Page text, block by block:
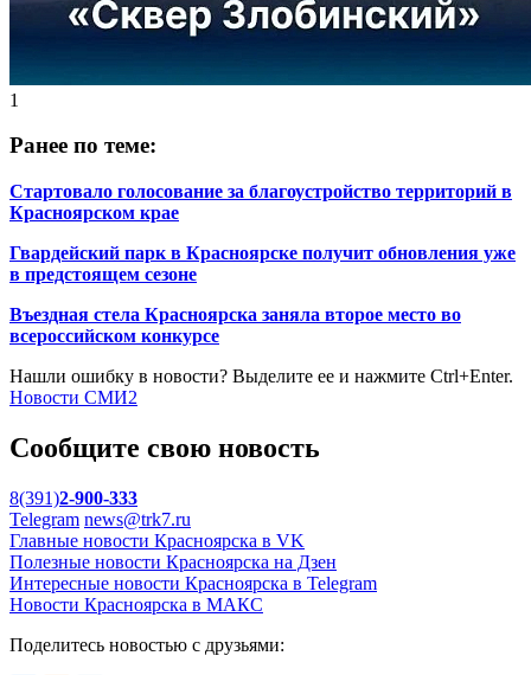
1
Ранее по теме:
Стартовало голосование за благоустройство территорий в
Красноярском крае
Гвардейский парк в Красноярске получит обновления уже
в предстоящем сезоне
Въездная стела Красноярска заняла второе место во
всероссийском конкурсе
Нашли ошибку в новости? Выделите ее и нажмите Ctrl+Enter.
Новости СМИ2
Сообщите свою новость
8(391)2-900-333
Telegram news@trk7.ru
Главные новости Красноярска в VK
Полезные новости Красноярска на Дзен
Интересные новости Красноярска в Telegram
Новости Красноярска в МАКС
Поделитесь новостью с друзьями: